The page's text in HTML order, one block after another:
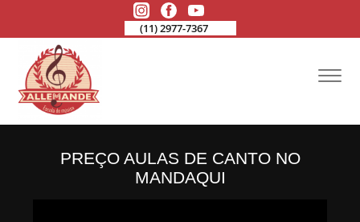
(11) 2977-7367
PREÇO AULAS DE CANTO NO
MANDAQUI